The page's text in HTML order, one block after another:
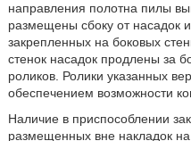
направления полотна пилы
размещены сбоку от насадок
закрепленных на боковых
стенок насадок продлены за
роликов. Ролики указанных
обеспечением возможности
Наличие в приспособлении
размещенных вне накладок